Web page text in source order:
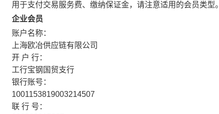
用于支付交易服务费、缴纳保证金，请注意适用的会员类型
企业会员
账户名称：
上海欧冶供应链有限公司
开 户 行：
工行宝钢国贸支行
银行账号：
1001153819003214507
联 行 号：